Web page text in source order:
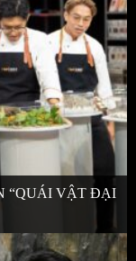
“QUÁI VẬT ĐẠI